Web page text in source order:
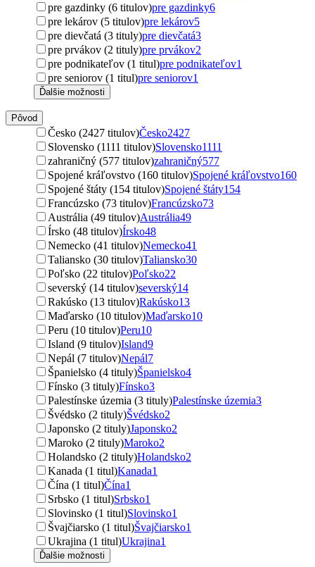
pre gazdinky (6 titulov)pre gazdinky6
pre lekárov (5 titulov)pre lekárov5
pre dievčatá (3 tituly)pre dievčatá3
pre prvákov (2 tituly)pre prvákov2
pre podnikateľov (1 titul)pre podnikateľov1
pre seniorov (1 titul)pre seniorov1
Ďalšie možnosti
Pôvod
Česko (2427 titulov)Česko2427
Slovensko (1111 titulov)Slovensko1111
zahraničný (577 titulov)zahraničný577
Spojené kráľovstvo (160 titulov)Spojené kráľovstvo160
Spojené štáty (154 titulov)Spojené štáty154
Francúzsko (73 titulov)Francúzsko73
Austrália (49 titulov)Austrália49
Írsko (48 titulov)Írsko48
Nemecko (41 titulov)Nemecko41
Taliansko (30 titulov)Taliansko30
Poľsko (22 titulov)Poľsko22
severský (14 titulov)severský14
Rakúsko (13 titulov)Rakúsko13
Maďarsko (10 titulov)Maďarsko10
Peru (10 titulov)Peru10
Island (9 titulov)Island9
Nepál (7 titulov)Nepál7
Španielsko (4 tituly)Španielsko4
Fínsko (3 tituly)Fínsko3
Palestínske územia (3 tituly)Palestínske územia3
Švédsko (2 tituly)Švédsko2
Japonsko (2 tituly)Japonsko2
Maroko (2 tituly)Maroko2
Holandsko (2 tituly)Holandsko2
Kanada (1 titul)Kanada1
Čína (1 titul)Čína1
Srbsko (1 titul)Srbsko1
Slovinsko (1 titul)Slovinsko1
Švajčiarsko (1 titul)Švajčiarsko1
Ukrajina (1 titul)Ukrajina1
Ďalšie možnosti